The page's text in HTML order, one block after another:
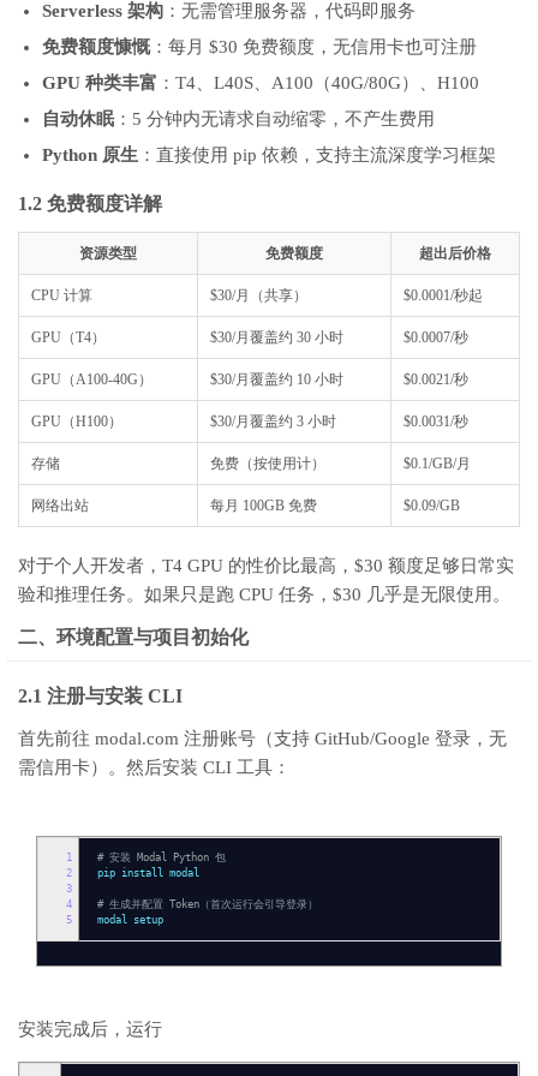
Serverless 架构 ：无需管理服务器，代码即服务
免费额度慷慨：每月 $30 免费额度，无信用卡也可注册
GPU 种类丰富 ：T4、L40S、A100（40G/80G）、H100
自动休眠：5 分钟内无请求自动缩零，不产生费用
Python 原生 ：直接使用 pip 依赖，支持主流深度学习框架
1.2 免费额度详解
资源类型 免费额度 超出后价格
CPU 计算 $30/月（共享） $0.0001/秒起
GPU（T4） $30/月覆盖约 30 小时 $0.0007/秒
GPU（A100-40G） $30/月覆盖约 10 小时 $0.0021/秒
GPU（H100） $30/月覆盖约 3 小时 $0.0031/秒
存储 免费（按使用计） $0.1/GB/月
网络出站 每月 100GB 免费 $0.09/GB
对于个人开发者，T4 GPU 的性价比最高，$30 额度足够日常实
验和推理任务。如果只是跑 CPU 任务，$30 几乎是无限使用。
二、环境配置与项目初始化
2.1 注册与安装 CLI
首先前往 modal.com 注册账号（支持 GitHub/Google 登录，无
需信用卡）。然后安装 CLI 工具：
1
2
3
4
5
# 安装 Modal Python 包
pip install modal
# 生成并配置 Token（首次运行会引导登录）
modal setup
安装完成后，运行